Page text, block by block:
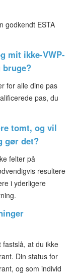
godkendt ESTA
mit ikke-VWP-
bruge?
for alle dine pas
pas, du
tomt, og vil
gør det?
felter på
resultere
i yderligere
at du ikke
Din status for
og som individ